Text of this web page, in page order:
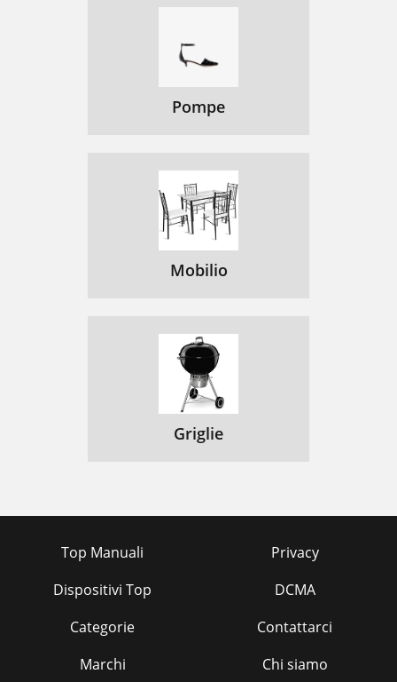
Pompe
Mobilio
Griglie
Top Manuali
Dispositivi Top
Categorie
Marchi
Privacy
DCMA
Contattarci
Chi siamo